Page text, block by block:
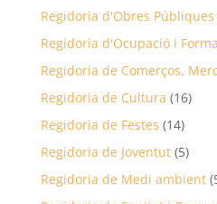
Regidoria d'Obres Públiques
Regidoria d'Ocupació i
Regidoria de Comerços,
Regidoria de Cultura (16)
Regidoria de Festes (14)
Regidoria de Joventut(5)
Regidoria de Medi ambient